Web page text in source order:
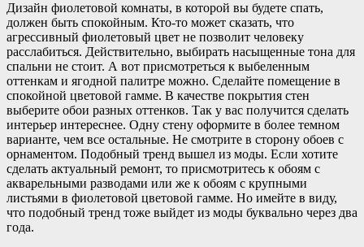
Дизайн фиолетовой комнаты, в которой вы будете спать,
должен быть спокойным. Кто-то может сказать, что
агрессивный фиолетовый цвет не позволит человеку
расслабиться. Действительно, выбирать насыщенные тона для
спальни не стоит. А вот присмотреться к выбеленным
оттенкам и ягодной палитре можно. Сделайте помещение в
спокойной цветовой гамме. В качестве покрытия стен
выберите обои разных оттенков. Так у вас получится сделать
интерьер интереснее. Одну стену оформите в более темном
варианте, чем все остальные. Не смотрите в сторону обоев с
орнаментом. Подобный тренд вышел из моды. Если хотите
сделать актуальный ремонт, то присмотритесь к обоям с
акварельными разводами или же к обоям с крупными
листьями в фиолетовой цветовой гамме. Но имейте в виду,
что подобный тренд тоже выйдет из моды буквально через два
года.